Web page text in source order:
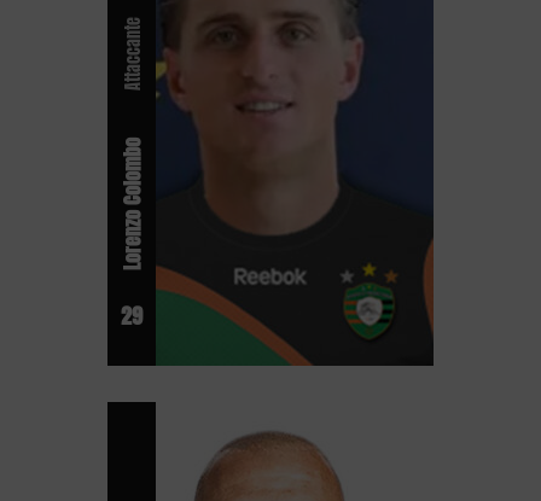
29
Lorenzo Colombo
Attaccante